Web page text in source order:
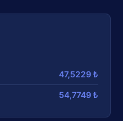
47,5229 ₺
54,7749 ₺